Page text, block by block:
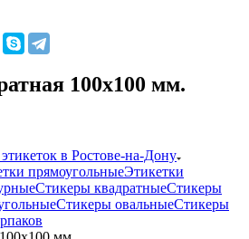
100х100 мм.
в Ростове-на-Дону
прямоугольныеЭтикетки
Стикеры квадратныеСтикеры
Стикеры овальныеСтикеры